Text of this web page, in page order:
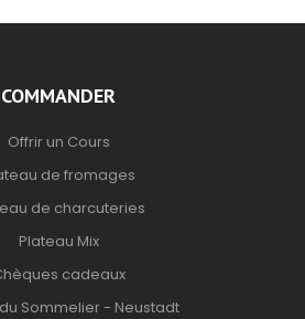
COMMANDER
Offrir un Cours
de fromages
de charcuteries
Plateau Mix
cadeaux
Sommelier - Neustadt